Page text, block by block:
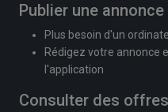
Publier une
Plus besoin d'un
Rédigez votre annonce
l'application
Consulter des